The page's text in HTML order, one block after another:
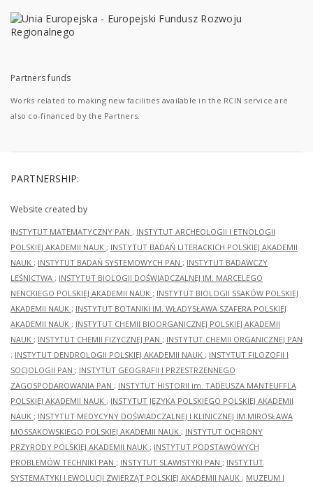
Partners funds
Works related to making new facilities available in the RCIN service are
also co-financed by the Partners.
PARTNERSHIP:
Website created by
INSTYTUT MATEMATYCZNY PAN ; INSTYTUT ARCHEOLOGII I ETNOLOGII
POLSKIEJ AKADEMII NAUK ; INSTYTUT BADAŃ LITERACKICH POLSKIEJ AKADEMII
NAUK ; INSTYTUT BADAŃ SYSTEMOWYCH PAN ; INSTYTUT BADAWCZY
LEŚNICTWA ; INSTYTUT BIOLOGII DOŚWIADCZALNEJ IM. MARCELEGO
NENCKIEGO POLSKIEJ AKADEMII NAUK ; INSTYTUT BIOLOGII SSAKÓW POLSKIEJ
AKADEMII NAUK ; INSTYTUT BOTANIKI IM. WŁADYSŁAWA SZAFERA POLSKIEJ
AKADEMII NAUK ; INSTYTUT CHEMII BIOORGANICZNEJ POLSKIEJ AKADEMII
NAUK ; INSTYTUT CHEMII FIZYCZNEJ PAN ; INSTYTUT CHEMII ORGANICZNEJ PAN
; INSTYTUT DENDROLOGII POLSKIEJ AKADEMII NAUK ; INSTYTUT FILOZOFII I
SOCJOLOGII PAN ; INSTYTUT GEOGRAFII I PRZESTRZENNEGO
ZAGOSPODAROWANIA PAN ; INSTYTUT HISTORII im. TADEUSZA MANTEUFFLA
POLSKIEJ AKADEMII NAUK ; INSTYTUT JĘZYKA POLSKIEGO POLSKIEJ AKADEMII
NAUK ; INSTYTUT MEDYCYNY DOŚWIADCZALNEJ I KLINICZNEJ IM.MIROSŁAWA
MOSSAKOWSKIEGO POLSKIEJ AKADEMII NAUK ; INSTYTUT OCHRONY
PRZYRODY POLSKIEJ AKADEMII NAUK ; INSTYTUT PODSTAWOWYCH
PROBLEMÓW TECHNIKI PAN ; INSTYTUT SLAWISTYKI PAN ; INSTYTUT
SYSTEMATYKI I EWOLUCJI ZWIERZĄT POLSKIEJ AKADEMII NAUK ; MUZEUM I